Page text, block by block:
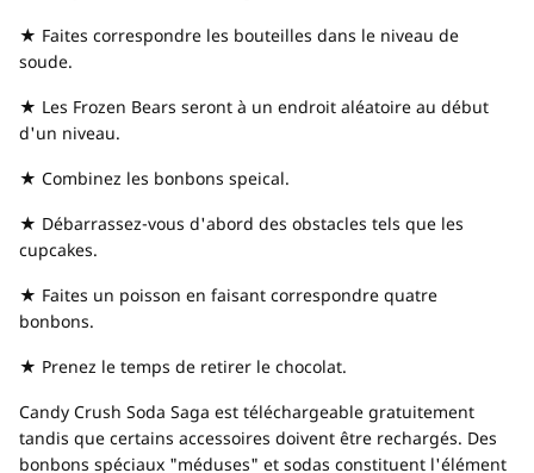
★ Faites correspondre les bouteilles dans le niveau de
soude.
★ Les Frozen Bears seront à un endroit aléatoire au début
d'un niveau.
★ Combinez les bonbons speical.
★ Débarrassez-vous d'abord des obstacles tels que les
cupcakes.
★ Faites un poisson en faisant correspondre quatre
bonbons.
★ Prenez le temps de retirer le chocolat.
Candy Crush Soda Saga est téléchargeable gratuitement
tandis que certains accessoires doivent être rechargés. Des
bonbons spéciaux "méduses" et sodas constituent l'élément